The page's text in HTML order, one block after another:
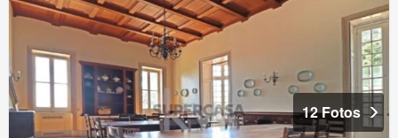
12 Fotos